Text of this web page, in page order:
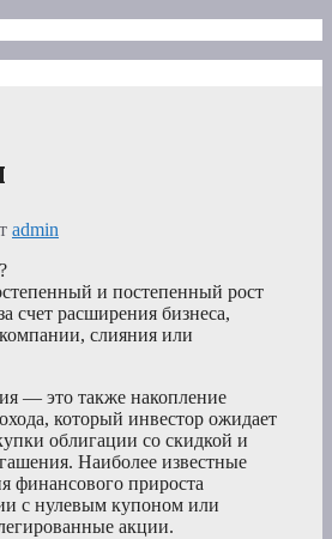
admin
и постепенный рост
счет расширения бизнеса,
слияния или
— это также накопление
который инвестор ожидает
облигации со скидкой и
Наиболее известные
финансового прироста
с нулевым купоном или
акции.